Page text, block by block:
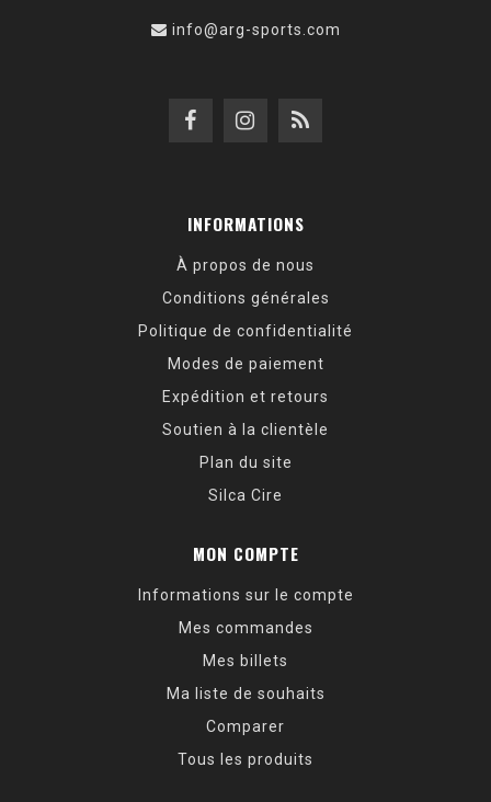
info@arg-sports.com
INFORMATIONS
À propos de nous
Conditions générales
Politique de confidentialité
Modes de paiement
Expédition et retours
Soutien à la clientèle
Plan du site
Silca Cire
MON COMPTE
Informations sur le compte
Mes commandes
Mes billets
Ma liste de souhaits
Comparer
Tous les produits